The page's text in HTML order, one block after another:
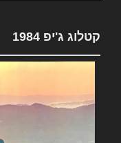
קטלוג ג'יפ 1984